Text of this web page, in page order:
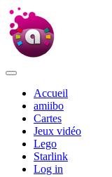
Accueil
amiibo
Cartes
Jeux vidéo
Lego
Starlink
Log in